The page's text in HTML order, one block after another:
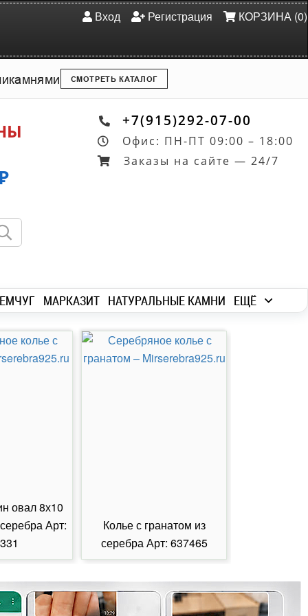
Вход Регистрация КОРЗИНА (0)
камнями СМОТРЕТЬ КАТАЛОГ
+7(915)292-07-00
Офис: ПН-ПТ 09:00 – 18:00
Заказы на сайте — 24/7
МАРКАЗИТ НАТУРАЛЬНЫЕ КАМНИ ЕЩЁ
овал 8х10
Арт:
Колье с гранатом из
серебра Арт: 637465